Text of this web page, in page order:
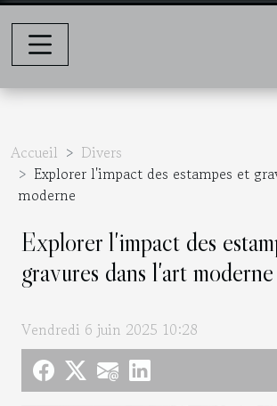
Accueil
Divers
Explorer l'impact des estampes et
moderne
Explorer l'impact des
gravures dans l'art moderne
Vendredi 6 juin 2025 10:28